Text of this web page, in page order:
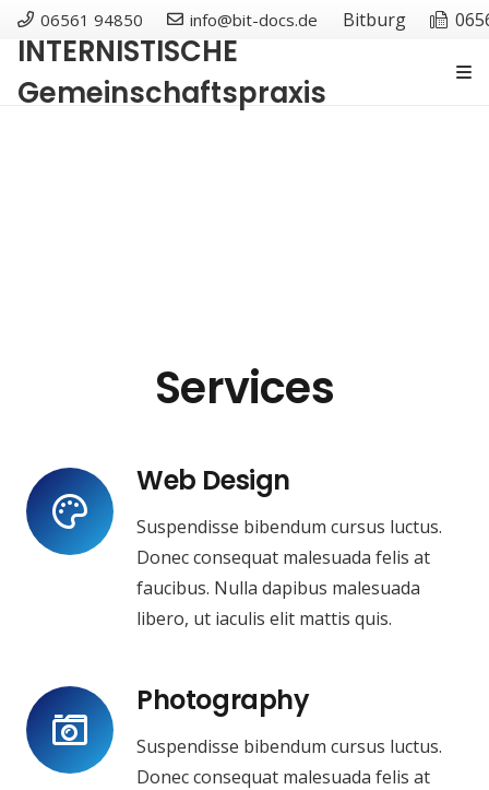
06561 94850 info@bit-docs.de Bitburg
INTERNISTISCHE
Gemeinschaftspraxis
Services
Web Design
Suspendisse bibendum cursus luctus.
Donec consequat malesuada felis at
faucibus. Nulla dapibus malesuada
libero, ut iaculis elit mattis quis.
Photography
Suspendisse bibendum cursus luctus.
Donec consequat malesuada felis at